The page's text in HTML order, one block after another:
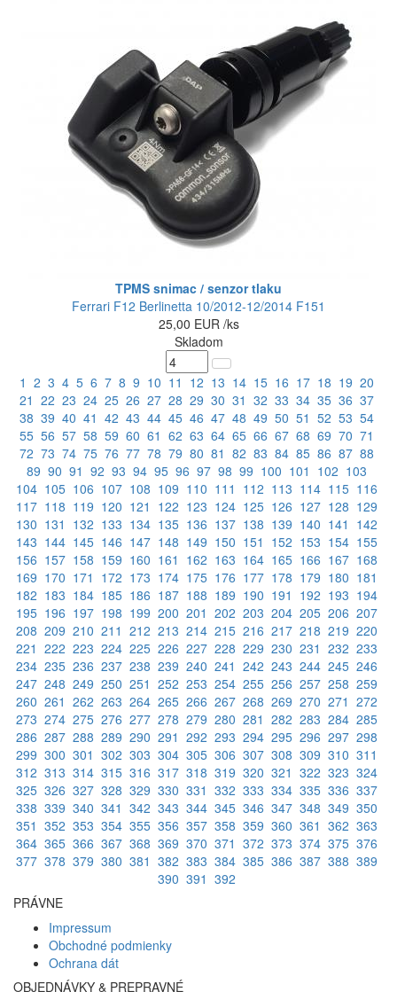
TPMS snimac / senzor tlaku
Ferrari F12 Berlinetta 10/2012-12/2014 F151
25,00 EUR /ks
Skladom
1 2 3 4 5 6 7 8 9 10 11 12 13 14 15 16 17 18 19 20
21 22 23 24 25 26 27 28 29 30 31 32 33 34 35 36 37
38 39 40 41 42 43 44 45 46 47 48 49 50 51 52 53 54
55 56 57 58 59 60 61 62 63 64 65 66 67 68 69 70 71
72 73 74 75 76 77 78 79 80 81 82 83 84 85 86 87 88
89 90 91 92 93 94 95 96 97 98 99 100 101 102 103
104 105 106 107 108 109 110 111 112 113 114 115 116
117 118 119 120 121 122 123 124 125 126 127 128 129
130 131 132 133 134 135 136 137 138 139 140 141 142
143 144 145 146 147 148 149 150 151 152 153 154 155
156 157 158 159 160 161 162 163 164 165 166 167 168
169 170 171 172 173 174 175 176 177 178 179 180 181
182 183 184 185 186 187 188 189 190 191 192 193 194
195 196 197 198 199 200 201 202 203 204 205 206 207
208 209 210 211 212 213 214 215 216 217 218 219 220
221 222 223 224 225 226 227 228 229 230 231 232 233
234 235 236 237 238 239 240 241 242 243 244 245 246
247 248 249 250 251 252 253 254 255 256 257 258 259
260 261 262 263 264 265 266 267 268 269 270 271 272
273 274 275 276 277 278 279 280 281 282 283 284 285
286 287 288 289 290 291 292 293 294 295 296 297 298
299 300 301 302 303 304 305 306 307 308 309 310 311
312 313 314 315 316 317 318 319 320 321 322 323 324
325 326 327 328 329 330 331 332 333 334 335 336 337
338 339 340 341 342 343 344 345 346 347 348 349 350
351 352 353 354 355 356 357 358 359 360 361 362 363
364 365 366 367 368 369 370 371 372 373 374 375 376
377 378 379 380 381 382 383 384 385 386 387 388 389
390 391 392
PRÁVNE
Impressum
Obchodné podmienky
Ochrana dát
OBJEDNÁVKY & PREPRAVNÉ